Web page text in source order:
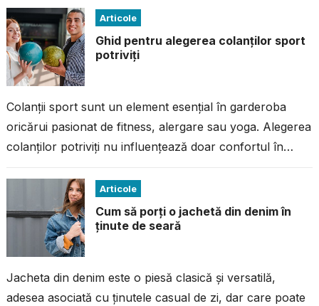
Articole
Ghid pentru alegerea colanților sport
potriviți
Colanții sport sunt un element esențial în garderoba
oricărui pasionat de fitness, alergare sau yoga. Alegerea
colanților potriviți nu influențează doar confortul în
Articole
Cum să porți o jachetă din denim în
ținute de seară
Jacheta din denim este o piesă clasică și versatilă,
adesea asociată cu ținutele casual de zi, dar care poate